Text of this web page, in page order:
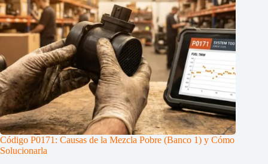
Código P0171: Causas de la Mezcla Pobre (Banco 1) y Cómo
Solucionarla